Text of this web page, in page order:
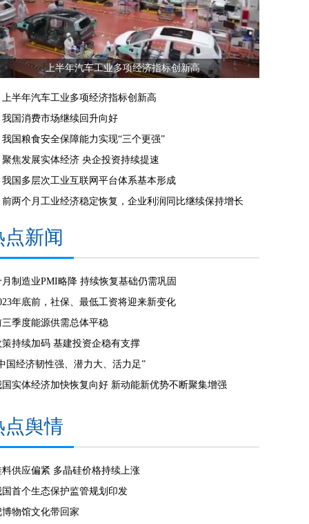
上半年汽车工业多项经济指标创新高
上半年汽车工业多项经济指标创新高
我国消费市场继续回升向好
我国粮食安全保障能力实现“三个更强”
聚焦发展实体经济 央企投资持续提速
我国多层次工业互联网平台体系基本形成
前两个月工业经济稳定恢复，企业利润同比继续保持增长
点新闻
月制造业PMI略降 持续恢复基础仍需巩固
年底前，社保、最低工资将迎来新变化
三季度能源供需总体平稳
策持续加码 基建投资企稳有支撑
国经济韧性强、潜力大、活力足”
国实体经济加快恢复向好 新动能新优势不断聚集增强
点舆情
料供应偏紧 多晶硅价格持续上涨
国首个生态保护监管规划印发
博物馆文化带回家